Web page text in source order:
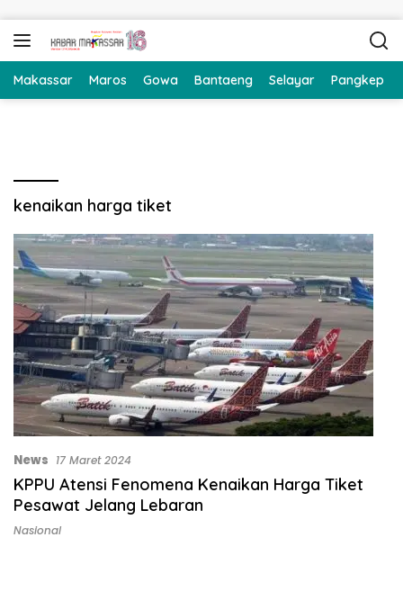
Makassar Maros Gowa Bantaeng Selayar Pangkep
kenaikan harga tiket
News 17 Maret 2024
KPPU Atensi Fenomena Kenaikan Harga Tiket
Pesawat Jelang Lebaran
Nasional